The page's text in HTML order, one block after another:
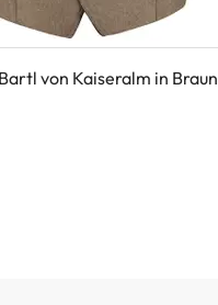
von Kaiseralm in Braun